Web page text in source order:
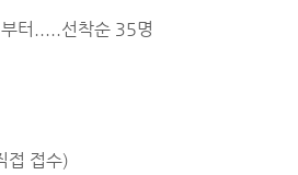
터.....선착순 35명
접 접수)